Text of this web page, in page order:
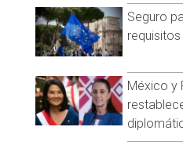
Seguro
México y